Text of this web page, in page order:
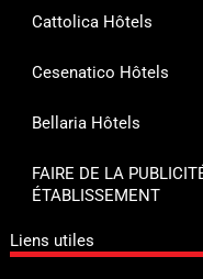
Cattolica Hôtels
Cesenatico Hôtels
Bellaria Hôtels
FAIRE DE LA
ÉTABLISSEMENT
Liens utiles